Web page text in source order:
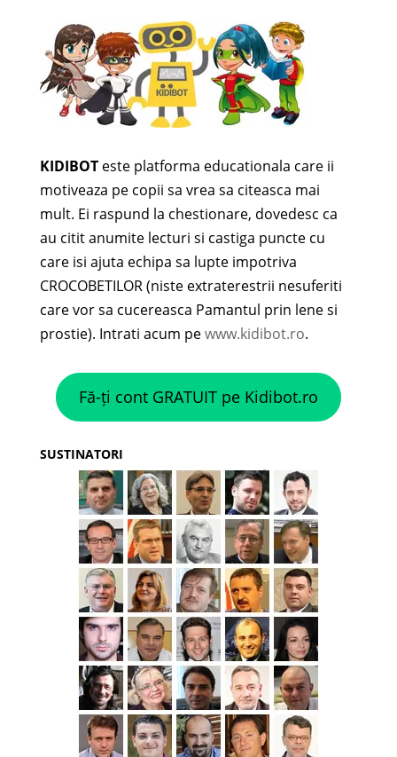
KIDIBOTeste platforma educationala care ii
motiveaza pe copii sa vrea sa citeasca mai
mult. Ei raspund la chestionare, dovedesc ca
au citit anumite lecturi si castiga puncte cu
care isi ajuta echipa sa lupte impotriva
CROCOBETILOR (niste extraterestrii nesuferiti
care vor sa cucereasca Pamantul prin lene si
prostie). Intrati acum pewww.kidibot.ro.
Fă-ți cont GRATUIT pe Kidibot.ro
SUSTINATORI